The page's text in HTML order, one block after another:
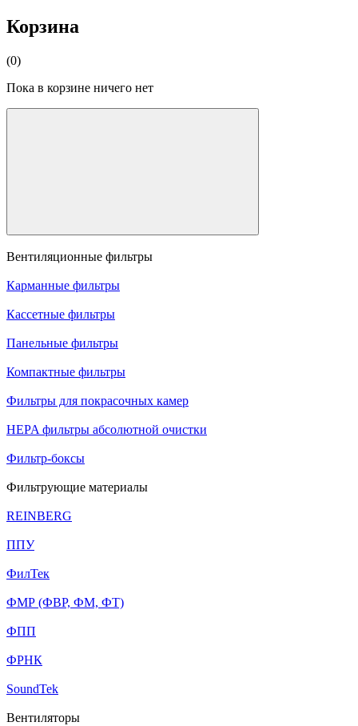
Корзина
(0)
Пока в корзине ничего нет
Вентиляционные фильтры
Карманные фильтры
Кассетные фильтры
Панельные фильтры
Компактные фильтры
Фильтры для покрасочных камер
HEPA фильтры абсолютной очистки
Фильтр-боксы
Фильтрующие материалы
REINBERG
ППУ
ФилТек
ФМР (ФВР, ФМ, ФТ)
ФПП
ФРНК
SoundTek
Вентиляторы